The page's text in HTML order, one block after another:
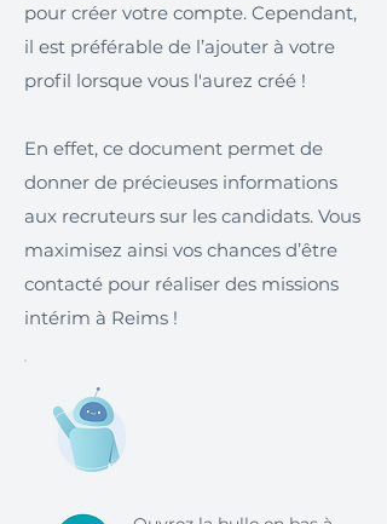
pour créer votre compte. Cependant,
il est préférable de l’ajouter à votre
profil lorsque vous l'aurez créé !
En effet, ce document permet de
donner de précieuses informations
aux recruteurs sur les candidats. Vous
maximisez ainsi vos chances d’être
contacté pour réaliser des missions
intérim à Reims !